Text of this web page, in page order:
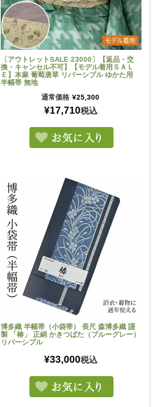
〔アウトレットSALE 23000〕【返品・交
換・キャンセル不可】【モデル着用ＳＡＬ
Ｅ】本麻 葡萄唐草 リバーシブル ゆかた用
半幅帯 無地
通常価格 ¥25,300
¥17,710税込
博多織 半幅帯（小袋帯） 長尺 森博多織 謹
製 「椿」 正絹 かきつばた（ブルーグレー）
リバーシブル
¥33,000税込